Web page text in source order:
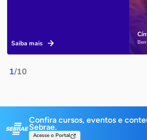
1/10
Saiba mais
Confira cursos, eventos e
Sebrae.
Acesse o Portal